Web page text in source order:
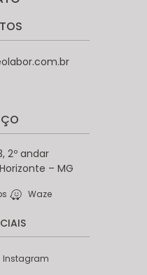
2º andar
– MG
Waze
Instagram